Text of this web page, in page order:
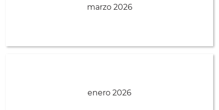
marzo 2026
enero 2026